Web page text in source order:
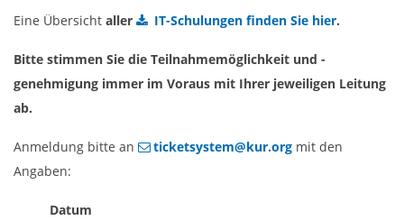
Eine Übersicht aller IT-Schulungen finden Sie hier.
Bitte stimmen Sie die Teilnahmemöglichkeit und -
genehmigung immer im Voraus mit Ihrer jeweiligen Leitung
ab.
Anmeldung bitte an ticketsystem@kur.org mit den
Angaben:
Datum